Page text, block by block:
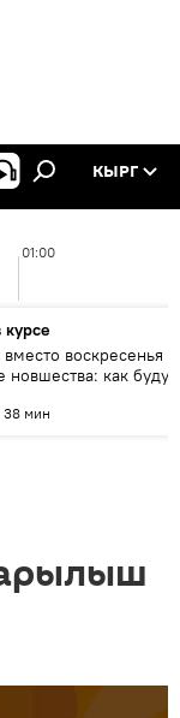
КЫРГ
01:00
курсе
воскресенья и
новшества: как будут
38 мин